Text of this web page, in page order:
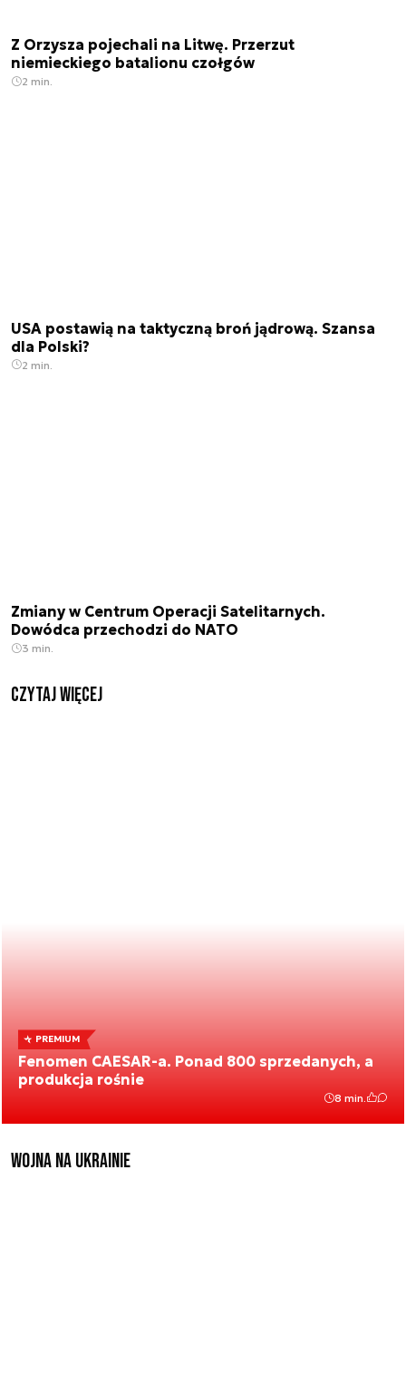
Z Orzysza pojechali na Litwę. Przerzut
niemieckiego batalionu czołgów
2 min.
USA postawią na taktyczną broń jądrową. Szansa
dla Polski?
2 min.
Zmiany w Centrum Operacji Satelitarnych.
Dowódca przechodzi do NATO
3 min.
czytaj więcej
PREMIUM
Fenomen CAESAR-a. Ponad 800 sprzedanych, a
produkcja rośnie
8 min.
Wojna na Ukrainie